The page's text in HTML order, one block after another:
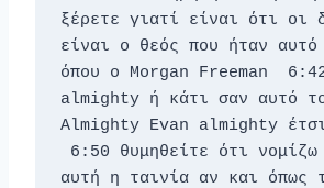
ξέρετε γιατί είναι ότι οι
είναι ο θεός που ήταν αυτό
όπου ο Morgan Freeman
almighty ή κάτι σαν αυτό
αυτή η ταινία αν και όπως